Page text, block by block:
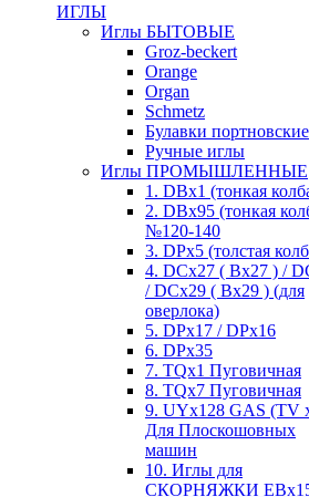
ИГЛЫ
Иглы БЫТОВЫЕ
Groz-beckert
Orange
Organ
Schmetz
Булавки портновские
Ручные иглы
Иглы ПРОМЫШЛЕННЫЕ
1. DBx1 (тонкая
2. DBx95 (тонкая
№120-140
3. DPx5 (толстая
4. DCx27 ( Bx27 ) /
/ DCx29 ( Bx29 ) (для
оверлока)
5. DPx17 / DPx16
6. DPx35
7. TQx1 Пуговичная
8. TQx7 Пуговичная
9. UYx128 GAS (TV
Для Плоскошовных
машин
10. Иглы для
СКОРНЯЖКИ